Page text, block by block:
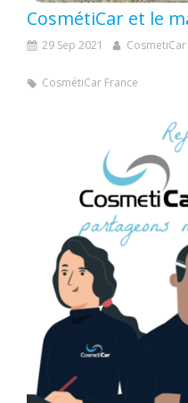
CosmétiCar et le
29 Sep 2021 CosmetiCar
CosmétiCar France